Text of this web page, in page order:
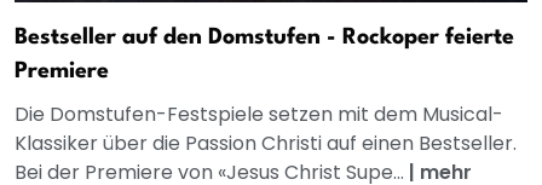
Bestseller auf den Domstufen - Rockoper feierte
Premiere
Die Domstufen-Festspiele setzen mit dem Musical-
Klassiker über die Passion Christi auf einen Bestseller.
Bei der Premiere von «Jesus Christ Supe... | mehr